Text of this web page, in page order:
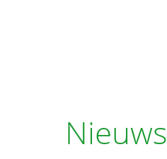
Nieuws